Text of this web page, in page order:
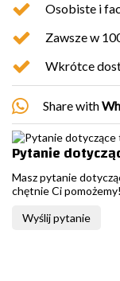
Osobiste i
Zawsze w
Wkrótce
Share with
Pytanie
Masz pytanie
chętnie Ci pomożemy!
Wyślij pytanie